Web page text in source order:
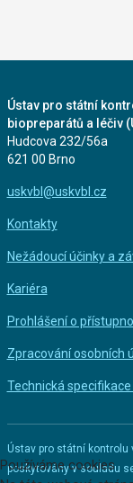
Ústav pro státní
biopreparátů a léčiv
Hudcova 232/56a
621 00 Brno
uskvbl@uskvbl.cz
Kontakty
Nežádoucí účinky a
Kariéra
Prohlášení o
Zpracování osobních
Technická
Ústav pro státní kontrolu
poskytovány v souladu
Používáme cookies